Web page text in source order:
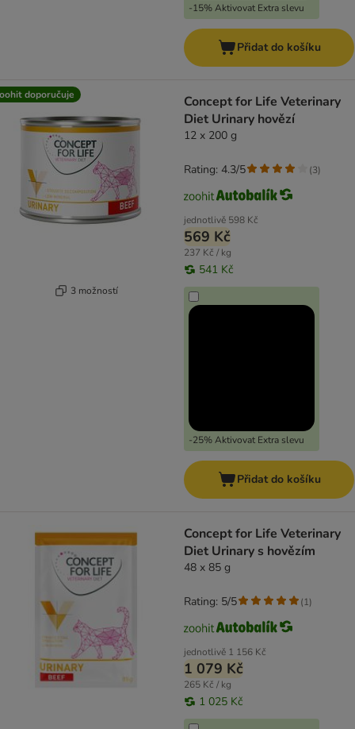
-15% Aktivovat Extra slevu
Přidat do košíku
doporučuje
3 možností
Concept for Life Veterinary
Diet Urinary hovězí
12 x 200 g
jednotlivě 598 Kč
569 Kč
237 Kč / kg
541 Kč
-25% Aktivovat Extra slevu
Rating: 4.3/5 (3)
Přidat do košíku
Concept for Life Veterinary
Diet Urinary s hovězím
48 x 85 g
jednotlivě 1 156 Kč
1 079 Kč
265 Kč / kg
1 025 Kč
Rating: 5/5 (1)